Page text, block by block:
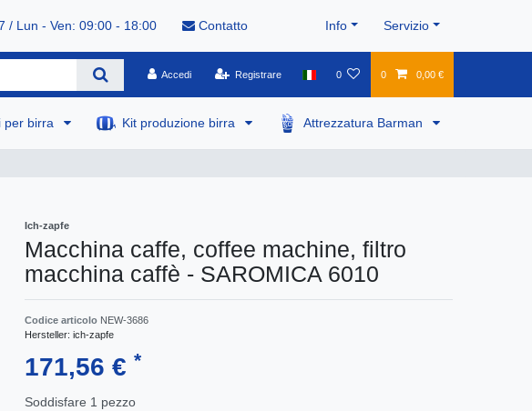
/ Lun - Ven: 09:00 - 18:00 Contatto Info Servizio
Accedi Registrare 0 0 0,00 €
per birra Kit produzione birra Attrezzatura Barman
Ich-zapfe
Macchina caffe, coffee machine, filtro
macchina caffè - SAROMICA 6010
Codice articolo NEW-3686
Hersteller: ich-zapfe
171,56 € *
Soddisfare 1 pezzo